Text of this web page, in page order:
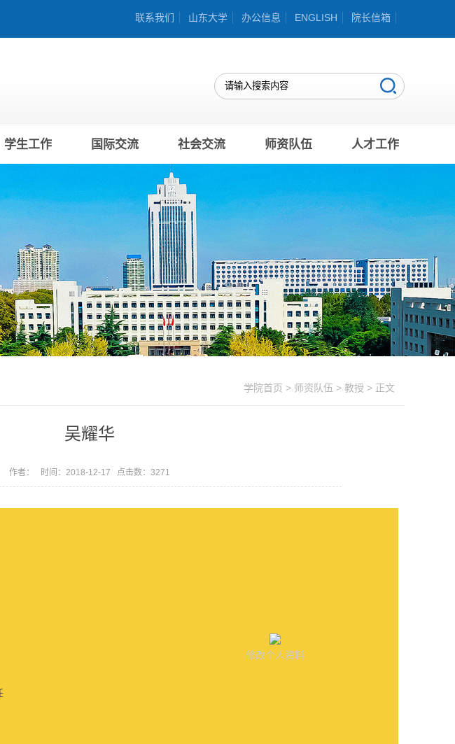
联系我们 山东大学 办公信息 ENGLISH 院长信箱
学生工作 国际交流 社会交流 师资队伍 人才工作
学院首页 > 师资队伍 > 教授 > 正文
吴耀华
作者： 时间：2018-12-17 点击数： 3271
修改个人资料